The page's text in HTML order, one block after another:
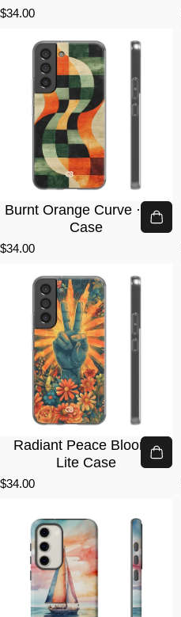
$34.00
Burnt Orange Curve · Lite
Case
$34.00
Radiant Peace Bloom ·
Lite Case
$34.00